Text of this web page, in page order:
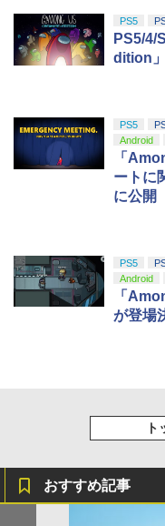
PS5
PS5/4/
dition
PS5
Android
「
ートに
に公開
PS5
Android
「
が登場
ト
おすすめ記事